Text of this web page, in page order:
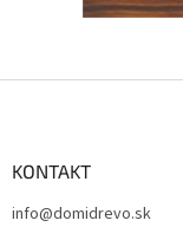
KONTAKT
info@domidrevo.sk